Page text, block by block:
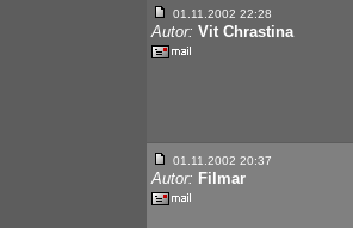
01.11.2002 22:28
Autor: Vit Chrastina
01.11.2002 20:37
Autor: Filmar